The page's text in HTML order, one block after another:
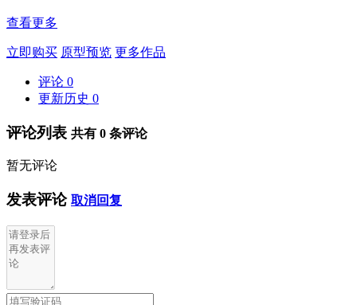
查看更多
立即购买 原型预览 更多作品
评论 0
更新历史 0
评论列表 共有 0 条评论
暂无评论
发表评论 取消回复